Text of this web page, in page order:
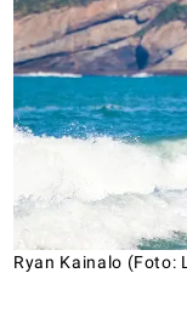
Ryan Kainalo (Foto: